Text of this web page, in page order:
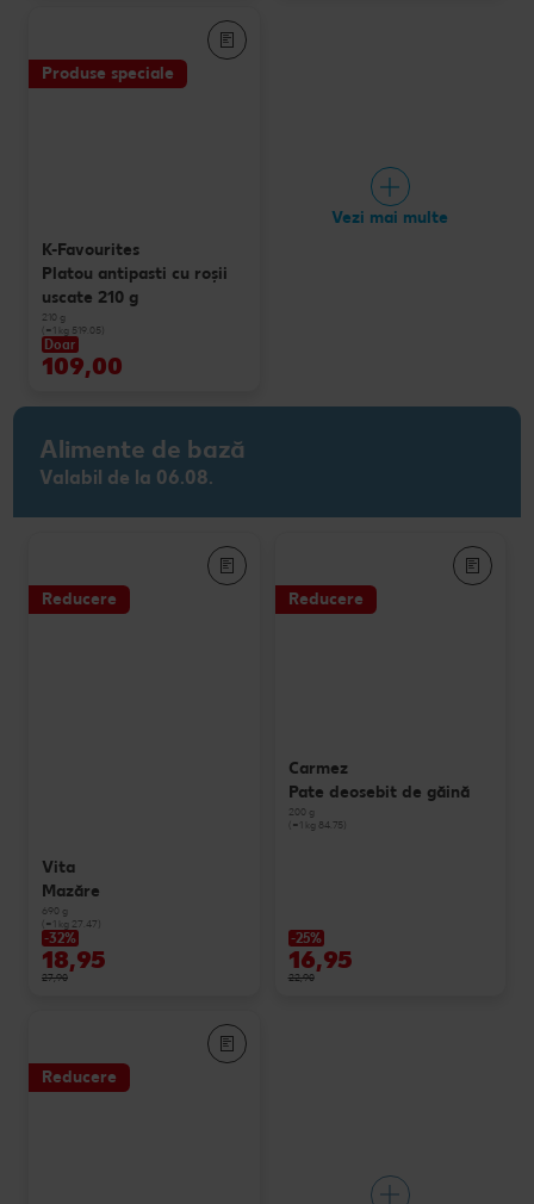
Produse speciale
K-Favourites
Platou antipasti cu roșii
uscate 210 g
210 g
(=1 kg 519.05)
Doar
109,00
Vezi mai multe
Alimente de bază
Valabil de la 06.08.
Reducere
Vita
Mazăre
690 g
(=1 kg 27.47)
-32%
18,95
27,90
Reducere
Carmez
Pate deosebit de găină
200 g
(=1 kg 84.75)
-25%
16,95
22,90
Reducere